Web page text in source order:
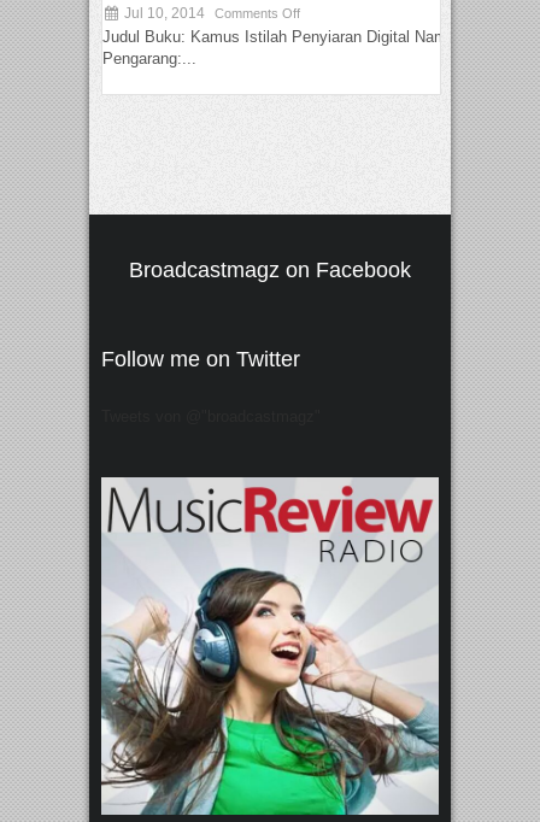
Jul 10, 2014 Comments Off
Judul Buku: Kamus Istilah Penyiaran Digital Nama
Pengarang:...
Broadcastmagz on Facebook
Follow me on Twitter